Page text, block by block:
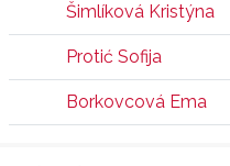
Šimlíková Kristýna
Protić Sofija
Borkovcová Ema